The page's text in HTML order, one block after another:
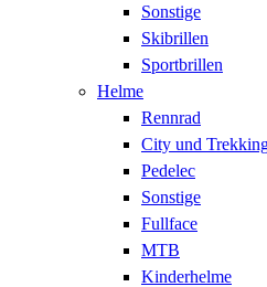
Sonstige
Skibrillen
Sportbrillen
Helme
Rennrad
City und
Pedelec
Sonstige
Fullface
MTB
Kinderhelme